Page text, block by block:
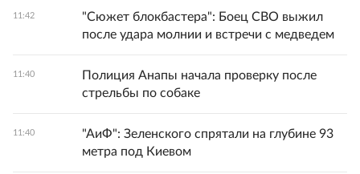
11:42
"Сюжет блокбастера": Боец СВО выжил
после удара молнии и встречи с медведем
11:40
Полиция Анапы начала проверку после
стрельбы по собаке
11:40
"АиФ": Зеленского спрятали на глубине 93
метра под Киевом